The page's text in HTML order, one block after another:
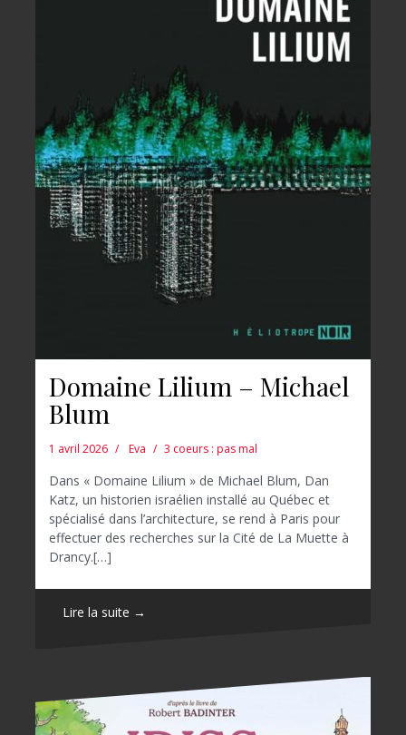
Domaine Lilium – Michael
Blum
1 avril 2026 Eva 3 coeurs : pas mal
Dans « Domaine Lilium » de Michael Blum, Dan
Katz, un historien israélien installé au Québec et
spécialisé dans l’architecture, se rend à Paris pour
effectuer des recherches sur la Cité de La Muette à
Drancy.[…]
Lire la suite →